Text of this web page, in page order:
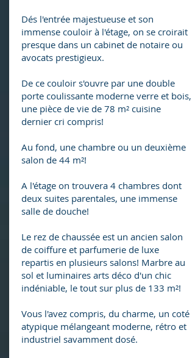
Dés l'entrée majestueuse et son
immense couloir à l'étage, on se croirait
presque dans un cabinet de notaire ou
avocats prestigieux.
De ce couloir s'ouvre par une double
porte coulissante moderne verre et bois,
une pièce de vie de 78 m² cuisine
dernier cri compris!
Au fond, une chambre ou un deuxième
salon de 44 m²!
A l'étage on trouvera 4 chambres dont
deux suites parentales, une immense
salle de douche!
Le rez de chaussée est un ancien salon
de coiffure et parfumerie de luxe
repartis en plusieurs salons! Marbre au
sol et luminaires arts déco d'un chic
indéniable, le tout sur plus de 133 m²!
Vous l'avez compris, du charme, un coté
atypique mélangeant moderne, rétro et
industriel savamment dosé.